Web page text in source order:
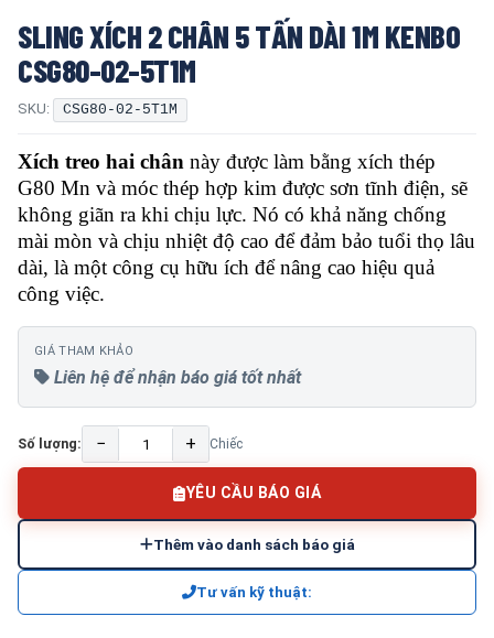
SLING XÍCH 2 CHÂN 5 TẤN DÀI 1M KENBO
CSG80-02-5T1M
SKU: CSG80-02-5T1M
Xích treo hai chân này được làm bằng xích thép
G80 Mn và móc thép hợp kim được sơn tĩnh điện, sẽ
không giãn ra khi chịu lực. Nó có khả năng chống
mài mòn và chịu nhiệt độ cao để đảm bảo tuổi thọ lâu
dài, là một công cụ hữu ích để nâng cao hiệu quả
công việc.
GIÁ THAM KHẢO
Liên hệ để nhận báo giá tốt nhất
Số lượng: − + Chiếc
YÊU CẦU BÁO GIÁ
Thêm vào danh sách báo giá
Tư vấn kỹ thuật: